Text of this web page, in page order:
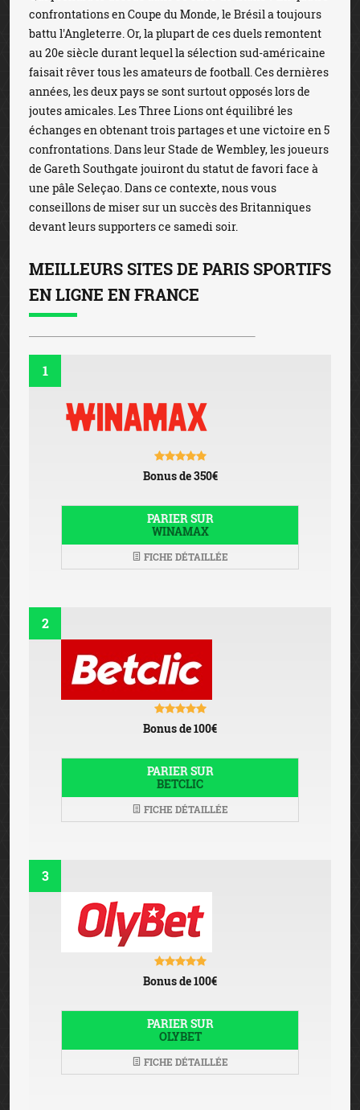
confrontations en Coupe du Monde, le Brésil a toujours
battu l'Angleterre. Or, la plupart de ces duels remontent
au 20e siècle durant lequel la sélection sud-américaine
faisait rêver tous les amateurs de football. Ces dernières
années, les deux pays se sont surtout opposés lors de
joutes amicales. Les Three Lions ont équilibré les
échanges en obtenant trois partages et une victoire en 5
confrontations. Dans leur Stade de Wembley, les joueurs
de Gareth Southgate jouiront du statut de favori face à
une pâle Seleçao. Dans ce contexte, nous vous
conseillons de miser sur un succès des Britanniques
devant leurs supporters ce samedi soir.
MEILLEURS SITES DE PARIS SPORTIFS
EN LIGNE EN FRANCE
1
Bonus de 350€
PARIER SUR
WINAMAX
FICHE DÉTAILLÉE
2
Bonus de 100€
PARIER SUR
BETCLIC
FICHE DÉTAILLÉE
3
Bonus de 100€
PARIER SUR
OLYBET
FICHE DÉTAILLÉE